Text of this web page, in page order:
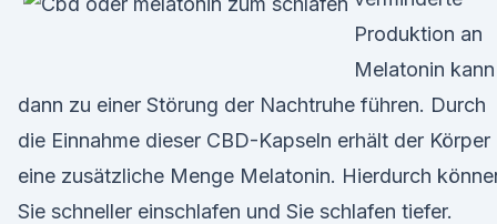
Produktion an
Melatonin kann
dann zu einer Störung der Nachtruhe führen. Durch
die Einnahme dieser CBD-Kapseln erhält der Körper
eine zusätzliche Menge Melatonin. Hierdurch
Sie schneller einschlafen und Sie schlafen tiefer.